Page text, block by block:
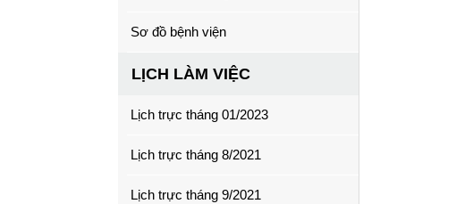
Sơ đồ bệnh viện
LỊCH LÀM VIỆC
Lịch trực tháng 01/2023
Lịch trực tháng 8/2021
Lịch trực tháng 9/2021